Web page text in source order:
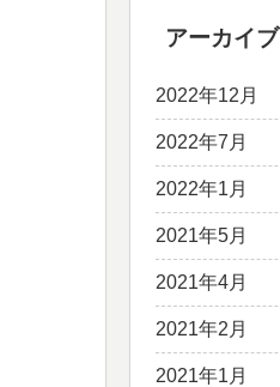
アーカイブ
2022年12月
2022年7月
2022年1月
2021年5月
2021年4月
2021年2月
2021年1月